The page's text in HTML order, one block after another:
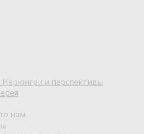
Нерюнгри и перспективы
нам